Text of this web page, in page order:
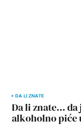
DA LI ZNATE
Da li znate…
alkoholno piće